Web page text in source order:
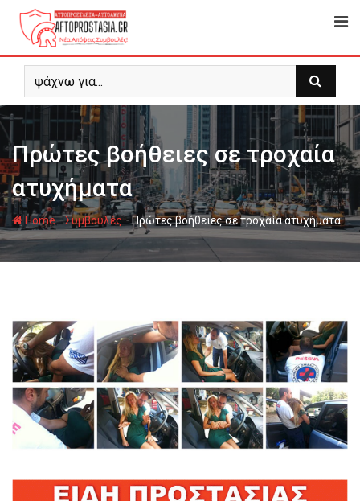
content
Πρώτες βοήθειες σε τροχαία
ατυχήματα
Home-Συμβουλές-Πρώτες βοήθειες σε τροχαία ατυχήματα